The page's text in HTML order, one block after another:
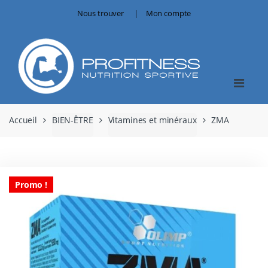
Nous trouver Mon compte
Accueil BIEN-ÊTRE Vitamines et minéraux ZMA
Promo !